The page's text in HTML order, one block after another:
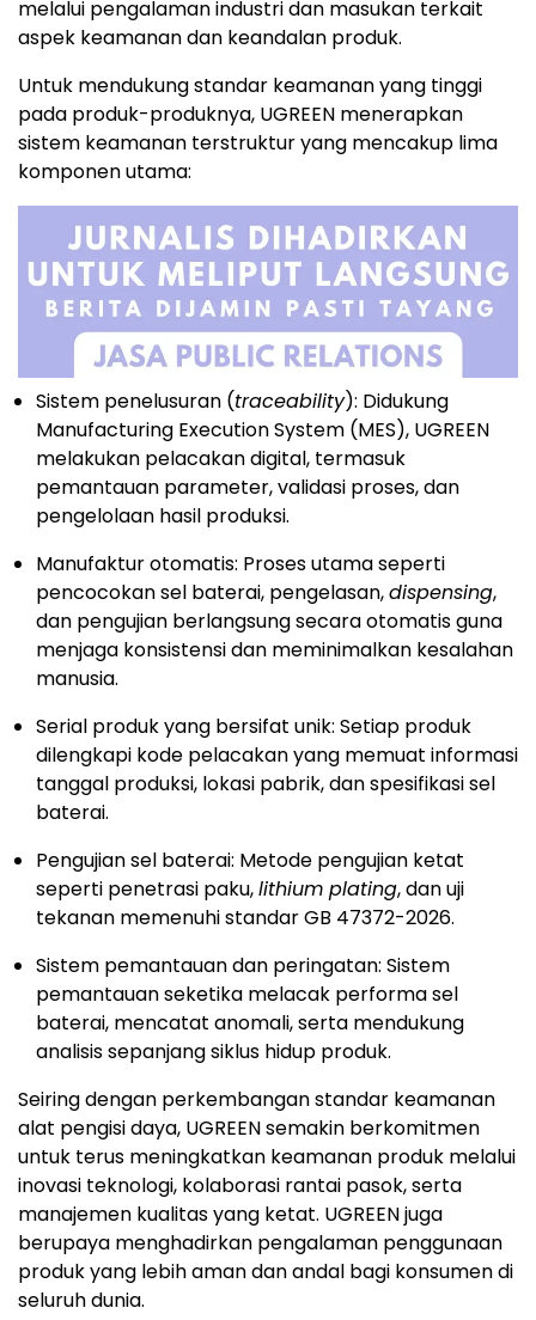
melalui pengalaman industri dan masukan terkait
aspek keamanan dan keandalan produk.
Untuk mendukung standar keamanan yang tinggi
pada produk-produknya, UGREEN menerapkan
sistem keamanan terstruktur yang mencakup lima
komponen utama:
Sistem penelusuran (traceability): Didukung
Manufacturing Execution System (MES), UGREEN
melakukan pelacakan digital, termasuk
pemantauan parameter, validasi proses, dan
pengelolaan hasil produksi.
Manufaktur otomatis: Proses utama seperti
pencocokan sel baterai, pengelasan,dispensing,
dan pengujian berlangsung secara otomatis guna
menjaga konsistensi dan meminimalkan kesalahan
manusia.
Serial produk yang bersifat unik: Setiap produk
dilengkapi kode pelacakan yang memuat informasi
tanggal produksi, lokasi pabrik, dan spesifikasi sel
baterai.
Pengujian sel baterai: Metode pengujian ketat
seperti penetrasi paku,lithium plating, dan uji
tekanan memenuhi standar GB 47372-2026.
Sistem pemantauan dan peringatan: Sistem
pemantauan seketika melacak performa sel
baterai, mencatat anomali, serta mendukung
analisis sepanjang siklus hidup produk.
Seiring dengan perkembangan standar keamanan
alat pengisi daya, UGREEN semakin berkomitmen
untuk terus meningkatkan keamanan produk melalui
inovasi teknologi, kolaborasi rantai pasok, serta
manajemen kualitas yang ketat. UGREEN juga
berupaya menghadirkan pengalaman penggunaan
produk yang lebih aman dan andal bagi konsumen di
seluruh dunia.